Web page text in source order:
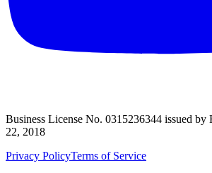
Business License No. 0315236344 issued
22, 2018
Privacy PolicyTerms of Service